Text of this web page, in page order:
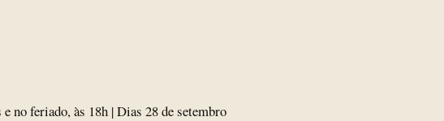
no feriado, às 18h | Dias 28 de setembro